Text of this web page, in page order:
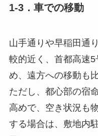
1-3．車での移動
山手通りや早稲田通
較的近く、首都高速
め、遠方への移動も
ただし、都心部の宿
高めで、空き状況も
する場合は、敷地内